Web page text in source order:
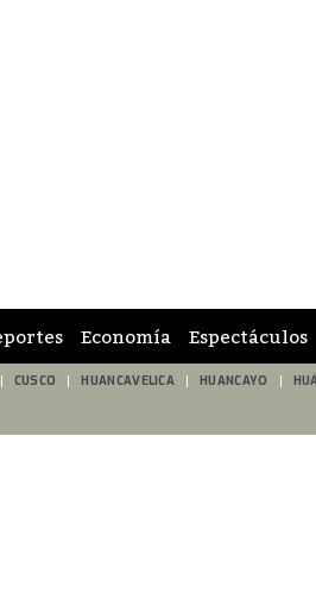
Economía Espectáculos
CUSCO HUANCAVELICA HUANCAYO